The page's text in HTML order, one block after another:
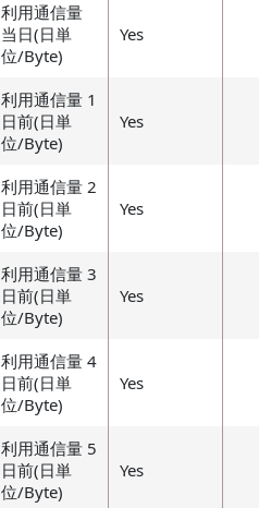
利用通信量
当日(日単
位/Byte)
Yes
利用通信量 1
日前(日単
位/Byte)
Yes
利用通信量 2
日前(日単
位/Byte)
Yes
利用通信量 3
日前(日単
位/Byte)
Yes
利用通信量 4
日前(日単
位/Byte)
Yes
利用通信量 5
日前(日単
位/Byte)
Yes